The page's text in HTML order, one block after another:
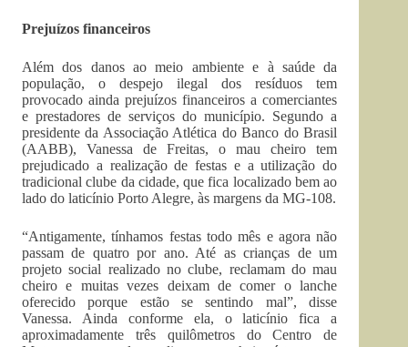
Prejuízos financeiros
Além dos danos ao meio ambiente e à saúde da
população, o despejo ilegal dos resíduos tem
provocado ainda prejuízos financeiros a comerciantes
e prestadores de serviços do município. Segundo a
presidente da Associação Atlética do Banco do Brasil
(AABB), Vanessa de Freitas, o mau cheiro tem
prejudicado a realização de festas e a utilização do
tradicional clube da cidade, que fica localizado bem ao
lado do laticínio Porto Alegre, às margens da MG-108.
“Antigamente, tínhamos festas todo mês e agora não
passam de quatro por ano. Até as crianças de um
projeto social realizado no clube, reclamam do mau
cheiro e muitas vezes deixam de comer o lanche
oferecido porque estão se sentindo mal”, disse
Vanessa. Ainda conforme ela, o laticínio fica a
aproximadamente três quilômetros do Centro de